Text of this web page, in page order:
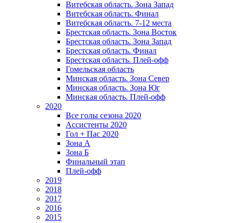
Витебская область. Зона Запад
Витебская область. Финал
Витебская область. 7-12 места
Брестская область. Зона Восток
Брестская область. Зона Запад
Брестская область. Финал
Брестская область. Плей-офф
Гомельская область
Минская область. Зона Север
Минская область. Зона Юг
Минская область. Плей-офф
2020
Все голы сезона 2020
Ассистенты 2020
Гол + Пас 2020
Зона А
Зона Б
Финальный этап
Плей-офф
2019
2018
2017
2016
2015